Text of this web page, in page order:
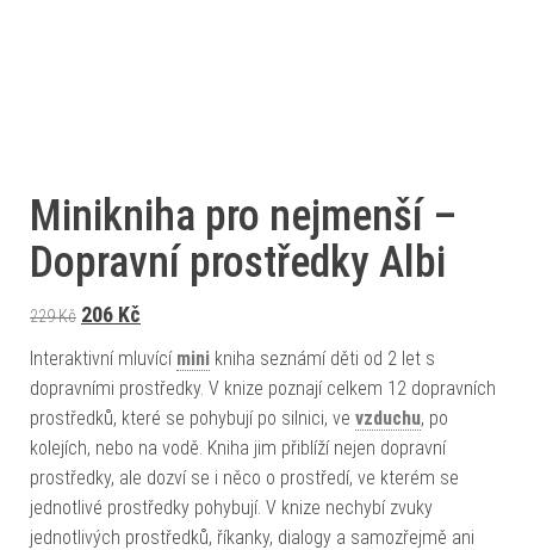
Minikniha pro nejmenší –
Dopravní prostředky Albi
229Kč Původní cena byla: 229 Kč.
206 Kč
Interaktivní mluvící mini kniha seznámí děti od 2 let s
dopravními prostředky. V knize poznají celkem 12 dopravních
prostředků, které se pohybují po silnici, ve vzduchu, po
kolejích, nebo na vodě. Kniha jim přiblíží nejen dopravní
prostředky, ale dozví se i něco o prostředí, ve kterém se
jednotlivé prostředky pohybují. V knize nechybí zvuky
jednotlivých prostředků, říkanky, dialogy a samozřejmě ani